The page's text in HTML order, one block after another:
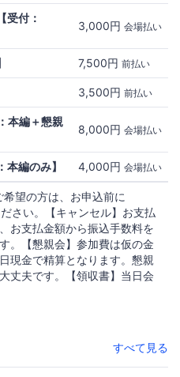
受付：
3,000円 会場払い
7,500円 前払い
3,500円 前払い
本編＋懇親
8,000円 会場払い
編のみ】 4,000円 会場払い
希望の方は、お申込前に
さい。【キャンセル】お支払
お支払金額から振込手数料を
。【懇親会】参加費は仮の金
現金で精算となります。懇親
丈夫です。【領収書】当日会
すべて見る